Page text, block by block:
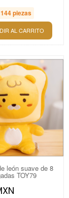
piezas
AL CARRITO
león suave de 8
TOY79